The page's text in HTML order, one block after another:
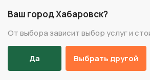
Ваш город Хабаровск?
От выбора зависит выбор услуг и
Да Выбрать другой